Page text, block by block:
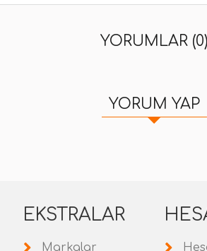
YORUMLAR (0)
YORUM YAP
EKSTRALAR
Markalar